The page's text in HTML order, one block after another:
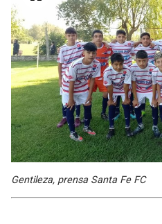
Gentileza, prensa Santa Fe FC